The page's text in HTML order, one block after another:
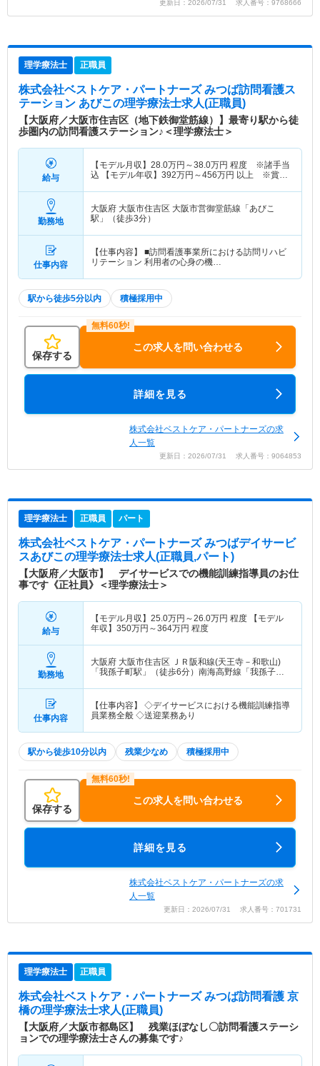
更新日：2026/07/31 求人番号：9768666
理学療法士 正職員
株式会社ベストケア・パートナーズ みつば訪問看護ス
テーション あびこの理学療法士求人(正職員)
【大阪府／大阪市住吉区（地下鉄御堂筋線）】最寄り駅から徒
歩圏内の訪問看護ステーション♪＜理学療法士＞
給与
【モデル月収】 28.0万円～38.0万円 程度 ※諸手当
込 【モデル年収】 392万円～456万円 以上 ※賞与
勤務地
大阪府 大阪市住吉区 大阪市営御堂筋線「あびこ
駅」（徒歩3分）
仕事内容
【仕事内容】 ■訪問看護事業所における訪問リハビ
リテーション 利用者の心身の機…
駅から徒歩5分以内 積極採用中
保存する
この求人を問い合わせる
詳細を見る
株式会社ベストケア・パートナーズの求
人一覧
更新日：2026/07/31 求人番号：9064853
理学療法士 正職員 パート
株式会社ベストケア・パートナーズ みつばデイサービ
スあびこの理学療法士求人(正職員,パート)
【大阪府／大阪市】 デイサービスでの機能訓練指導員のお仕
事です《正社員》＜理学療法士＞
給与
【モデル月収】 25.0万円～26.0万円 程度 【モデル
年収】 350万円～364万円 程度
勤務地
大阪府 大阪市住吉区 ＪＲ阪和線(天王寺－和歌山)
「我孫子町駅」（徒歩6分）南海高野線「我孫子前
仕事内容
【仕事内容】 ◇デイサービスにおける機能訓練指導
員業務全般 ◇送迎業務あり
駅から徒歩10分以内 残業少なめ 積極採用中
保存する
この求人を問い合わせる
詳細を見る
株式会社ベストケア・パートナーズの求
人一覧
更新日：2026/07/31 求人番号：701731
理学療法士 正職員
株式会社ベストケア・パートナーズ みつば訪問看護 京
橋の理学療法士求人(正職員)
【大阪府／大阪市都島区】 残業ほぼなし〇訪問看護ステーシ
ョンでの理学療法士さんの募集です♪